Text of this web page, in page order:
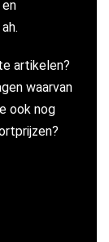
artikelen?
waarvan
ook nog